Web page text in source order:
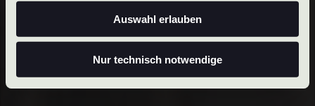
Auswahl erlauben
Nur technisch notwendige